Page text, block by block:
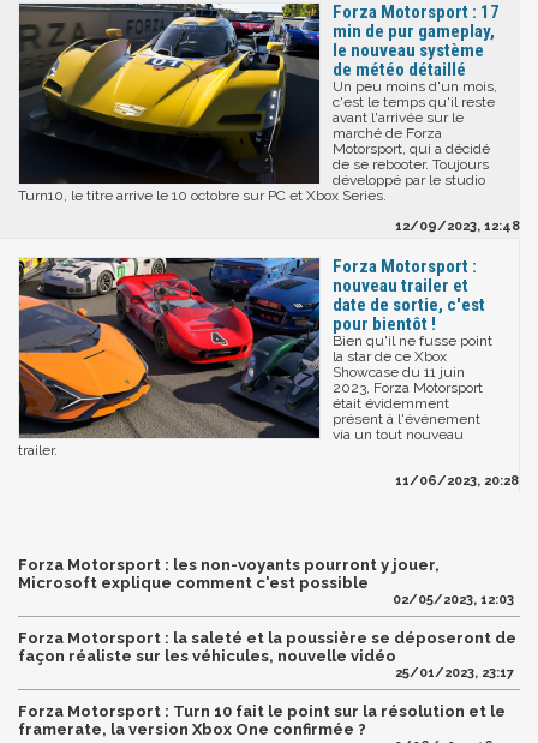
Forza Motorsport : 17
min de pur gameplay,
le nouveau système
de météo détaillé
Un peu moins d'un mois,
c'est le temps qu'il reste
avant l'arrivée sur le
marché de Forza
Motorsport, qui a décidé
de se rebooter. Toujours
développé par le studio
Turn10, le titre arrive le 10 octobre sur PC et Xbox Series.
12/09/2023, 12:48
Forza Motorsport :
nouveau trailer et
date de sortie, c'est
pour bientôt !
Bien qu'il ne fusse point
la star de ce Xbox
Showcase du 11 juin
2023, Forza Motorsport
était évidemment
présent à l'événement
via un tout nouveau
trailer.
11/06/2023, 20:28
Forza Motorsport : les non-voyants pourront y jouer,
Microsoft explique comment c'est possible
02/05/2023, 12:03
Forza Motorsport : la saleté et la poussière se déposeront de
façon réaliste sur les véhicules, nouvelle vidéo
25/01/2023, 23:17
Forza Motorsport : Turn 10 fait le point sur la résolution et le
framerate, la version Xbox One confirmée ?